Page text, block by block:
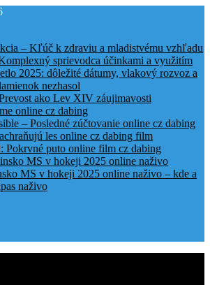
– Kľúč k zdraviu a mladistvému vzhľadu
sprievodca účinkami a využitím
2025: dôležité dátumy, vlakový rozvoz a
nezhasol
ako Lev XIV záujimavosti
online cz dabing
– Posledné zúčtovanie online cz dabing
les online cz dabing film
Pokrvné puto online film cz dabing
MS v hokeji 2025 online naživo
MS v hokeji 2025 online naživo – kde a
naživo